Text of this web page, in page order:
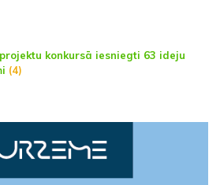
konkursā iesniegti 63 ideju
(4)